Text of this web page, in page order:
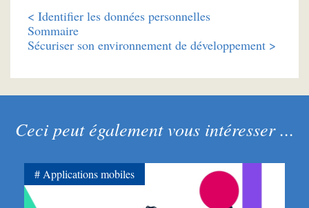
< Identifier les données personnelles
Sommaire
Sécuriser son environnement de développement >
Ceci peut également vous intéresser ...
Applications mobiles